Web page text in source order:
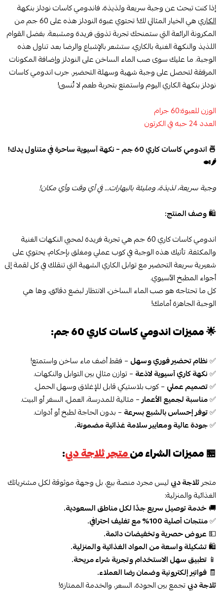
إذا كنت تبحث عن وجبة سريعة ولذيذة، فاندومي كاسات نودلز بنكهة
الكاري
هي الخيار المثالي لك! تحتوي عبوة النودلز هذه على 60 جم من
المكرونة الرائعة التي ستمنحك تجربة تذوق فريدة ومشبعة. بفضل القوام
اللذيذ والنكهة الغنية بالكاري، ستشعر بالإشباع والرضا بعد تناول هذه
الوجبة. ما عليك سوى صب الماء الساخن على النودلز وإضافة المكونات
المرفقة لتحصل على وجبة شهية وسهلة التحضير. جرب اندومي كاسات
نودلز بنكهة الكاري اليوم واستمتع بتجربة طعم لا تُنسى!
الوزن للعبوة:60 جرام
العدد 24 حبه في الكرتون
🍜 اندومي كاسات كاري 60 جم – نكهة آسيوية ساحرة في متناول يدك!
🌶️🍛
وجبة سريعة، لذيذة، ومليئة بالبهارات... في أي وقت وأي مكان!
🛍️وصف المنتج:
اندومي كاسات كاري 60 جم هي تجربة فريدة لمحبي النكهات الغنية
والمكثفة. تأتيك هذه الوجبة في كوب عملي ومغلق بإحكام، يحتوي على
شعيرية سريعة التحضير مع توابل الكاري الشهية التي تنقلك في كل لقمة إلى
أجواء المطبخ الآسيوي.
كل ما تحتاجه هو صب الماء الساخن، الانتظار لبضع دقائق، وها هي
الوجبة الجاهزة أمامك!
🌟مميزات اندومي كاسات كاري 60 جم:
✅نظام تحضير فوري وسهل – فقط أضف ماء ساخن واستمتع!
✅نكهة كاري آسيوية لاذعة – توازن مثالي بين التوابل والنكهات.
✅تصميم عملي – كوب بلاستيكي قابل للإغلاق وسهل الحمل.
✅مناسبة لجميع الأعمار– مثالية للمدرسة، العمل، السفر أو البيت.
✅توفر إحساس بالشبع بسرعة – بدون الحاجة لطبخ أو أدوات.
✅جودة عالية ومعايير سلامة غذائية مضمونة.
🏪مميزات الشراء منمتجر ثلاجة دبي:
متجرثلاجة دبي ليس مجرد منصة بيع، بل وجهة موثوقة لكل مشترياتك
الغذائية والمنزلية:
🚚خدمة توصيل سريع جدًا لكل مناطق السعودية.
✅منتجات أصلية 100% مع تغليف احترافي.
💵 عروض حصرية وتخفيضات دائمة.
🛍️تشكيلة واسعة من المواد الغذائية والمنزلية.
📱 تطبيق سهل الاستخدام وتجربة شراء مريحة.
🧾 فواتير إلكترونية وضمان رضا العملاء.
ثلاجة دبيتجمع بين الجودة، السعر، والخدمة الممتازة!